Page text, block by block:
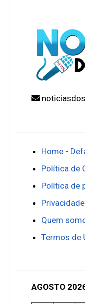
Home -
Política de
Política de
Privacidade
Quem
Termos de
AGOSTO